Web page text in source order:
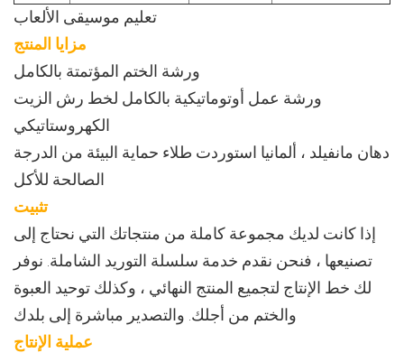
تعليم موسيقى الألعاب
مزايا المنتج
ورشة الختم المؤتمتة بالكامل
ورشة عمل أوتوماتيكية بالكامل لخط رش الزيت
الكهروستاتيكي
دهان مانفيلد ، ألمانيا استوردت طلاء حماية البيئة من الدرجة
الصالحة للأكل
تثبيت
إذا كانت لديك مجموعة كاملة من منتجاتك التي نحتاج إلى
تصنيعها ، فنحن نقدم خدمة سلسلة التوريد الشاملة. نوفر
لك خط الإنتاج لتجميع المنتج النهائي ، وكذلك توحيد العبوة
والختم من أجلك. والتصدير مباشرة إلى بلدك
عملية الإنتاج